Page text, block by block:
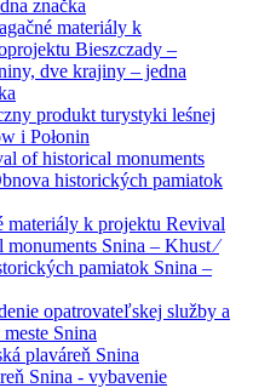
značka
materiály k
Bieszczady –
dve krajiny – jedna
produkt turystyki leśnej
i Połonin
of historical monuments
historických pamiatok
materiály k projektu Revival
Snina – Khust ⁄
pamiatok Snina –
opatrovateľskej služby a
Snina
plaváreň Snina
Snina - vybavenie